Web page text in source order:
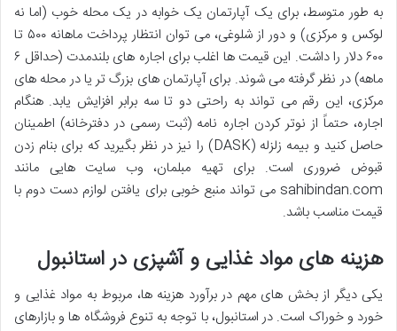
به طور متوسط، برای یک آپارتمان یک خوابه در یک محله خوب (اما نه
لوکس و مرکزی) و دور از شلوغی، می توان انتظار پرداخت ماهانه ۵۰۰ تا
۶۰۰ دلار را داشت. این قیمت ها اغلب برای اجاره های بلندمدت (حداقل ۶
ماهه) در نظر گرفته می شوند. برای آپارتمان های بزرگ تر یا در محله های
مرکزی، این رقم می تواند به راحتی دو تا سه برابر افزایش یابد. هنگام
اجاره، حتماً از نوتر کردن اجاره نامه (ثبت رسمی در دفترخانه) اطمینان
حاصل کنید و بیمه زلزله (DASK) را نیز در نظر بگیرید که برای بنام زدن
قبوض ضروری است. برای تهیه مبلمان، وب سایت هایی مانند
sahibindan.com می تواند منبع خوبی برای یافتن لوازم دست دوم با
قیمت مناسب باشد.
هزینه های مواد غذایی و آشپزی در استانبول
یکی دیگر از بخش های مهم در برآورد هزینه ها، مربوط به مواد غذایی و
خورد و خوراک است. در استانبول، با توجه به تنوع فروشگاه ها و بازارهای